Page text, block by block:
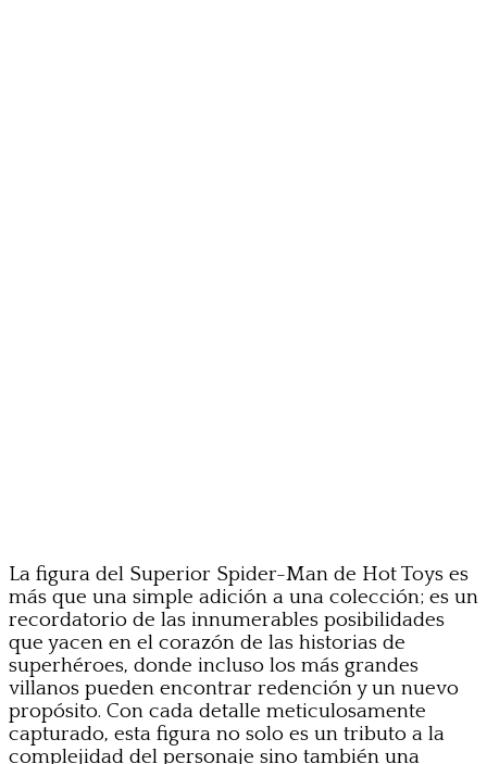
La figura del Superior Spider-Man de Hot Toys es
más que una simple adición a una colección; es un
recordatorio de las innumerables posibilidades
que yacen en el corazón de las historias de
superhéroes, donde incluso los más grandes
villanos pueden encontrar redención y un nuevo
propósito. Con cada detalle meticulosamente
capturado, esta figura no solo es un tributo a la
complejidad del personaje sino también una